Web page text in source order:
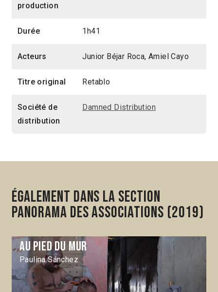
production
Durée 1h41
Acteurs Junior Béjar Roca, Amiel Cayo
Titre original Retablo
Société de
distribution
Damned Distribution
Également dans la section
Panorama des associations (2019)
Au pied du mur
Paulina Sánchez